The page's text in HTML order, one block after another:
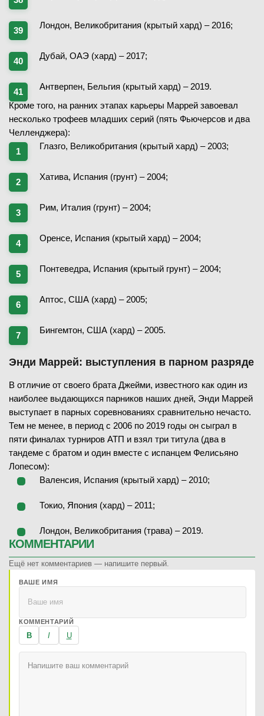
Лондон, Великобритания (крытый хард) – 2016;
Дубай, ОАЭ (хард) – 2017;
Антверпен, Бельгия (крытый хард) – 2019.
Кроме того, на ранних этапах карьеры Маррей завоевал
несколько трофеев младших серий (пять Фьючерсов и два
Челленджера):
Глазго, Великобритания (крытый хард) – 2003;
Хатива, Испания (грунт) – 2004;
Рим, Италия (грунт) – 2004;
Оренсе, Испания (крытый хард) – 2004;
Понтеведра, Испания (крытый грунт) – 2004;
Аптос, США (хард) – 2005;
Бингемтон, США (хард) – 2005.
Энди Маррей: выступления в парном разряде
В отличие от своего брата Джейми, известного как один из
наиболее выдающихся парников наших дней, Энди Маррей
выступает в парных соревнованиях сравнительно нечасто.
Тем не менее, в период с 2006 по 2019 годы он сыграл в
пяти финалах турниров АТП и взял три титула (два в
тандеме с братом и один вместе с испанцем Фелисьяно
Лопесом):
Валенсия, Испания (крытый хард) – 2010;
Токио, Япония (хард) – 2011;
Лондон, Великобритания (трава) – 2019.
КОММЕНТАРИИ
Ещё нет комментариев — напишите первый.
ВАШЕ ИМЯ
КОММЕНТАРИЙ
B I U